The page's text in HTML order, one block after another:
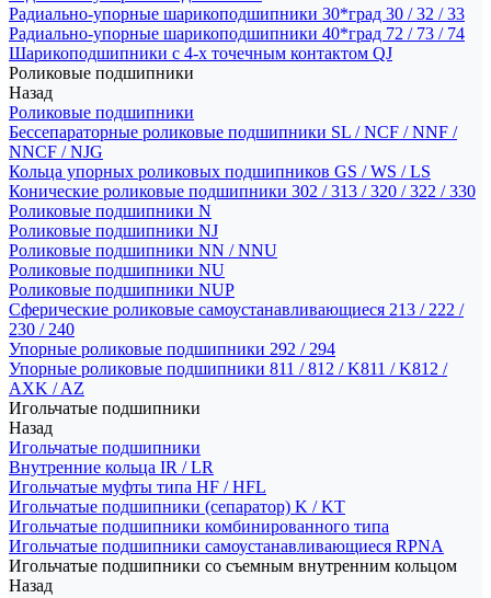
Радиально-упорные шарикоподшипники 30*град 30 / 32 / 33
Радиально-упорные шарикоподшипники 40*град 72 / 73 / 74
Шарикоподшипники с 4-х точечным контактом QJ
Роликовые подшипники
Назад
Роликовые подшипники
Бессепараторные роликовые подшипники SL / NCF / NNF /
NNCF / NJG
Кольца упорных роликовых подшипников GS / WS / LS
Конические роликовые подшипники 302 / 313 / 320 / 322 / 330
Роликовые подшипники N
Роликовые подшипники NJ
Роликовые подшипники NN / NNU
Роликовые подшипники NU
Роликовые подшипники NUP
Сферические роликовые самоустанавливающиеся 213 / 222 /
230 / 240
Упорные роликовые подшипники 292 / 294
Упорные роликовые подшипники 811 / 812 / K811 / K812 /
AXK / AZ
Игольчатые подшипники
Назад
Игольчатые подшипники
Внутренние кольца IR / LR
Игольчатые муфты типа HF / HFL
Игольчатые подшипники (сепаратор) K / KT
Игольчатые подшипники комбинированного типа
Игольчатые подшипники самоустанавливающиеся RPNA
Игольчатые подшипники со съемным внутренним кольцом
Назад